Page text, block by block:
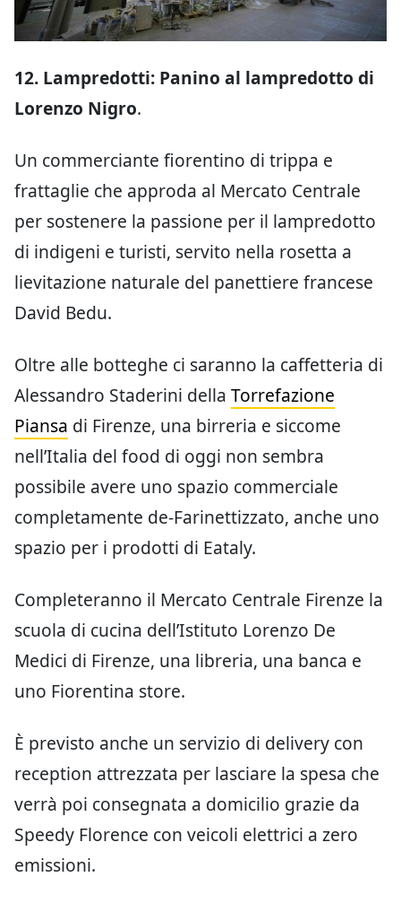
12. Lampredotti: Panino al lampredotto di
Lorenzo Nigro.
Un commerciante fiorentino di trippa e
frattaglie che approda al Mercato Centrale
per sostenere la passione per il lampredotto
di indigeni e turisti, servito nella rosetta a
lievitazione naturale del panettiere francese
David Bedu.
Oltre alle botteghe ci saranno la caffetteria di
Alessandro Staderini della Torrefazione
Piansa di Firenze, una birreria e siccome
nell’Italia del food di oggi non sembra
possibile avere uno spazio commerciale
completamente de-Farinettizzato, anche uno
spazio per i prodotti di Eataly.
Completeranno il Mercato Centrale Firenze la
scuola di cucina dell’Istituto Lorenzo De
Medici di Firenze, una libreria, una banca e
uno Fiorentina store.
È previsto anche un servizio di delivery con
reception attrezzata per lasciare la spesa che
verrà poi consegnata a domicilio grazie da
Speedy Florence con veicoli elettrici a zero
emissioni.